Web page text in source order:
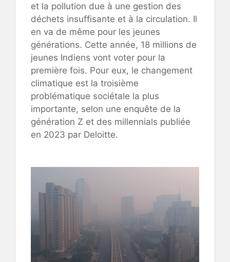
et la pollution due à une gestion des
déchets insuffisante et à la circulation. Il
en va de même pour les jeunes
générations. Cette année, 18 millions de
jeunes Indiens vont voter pour la
première fois. Pour eux, le changement
climatique est la troisième
problématique sociétale la plus
importante, selon une enquête de la
génération Z et des millennials publiée
en 2023 par Deloitte.